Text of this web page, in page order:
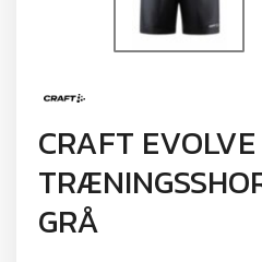
CRAFT
GRÅ